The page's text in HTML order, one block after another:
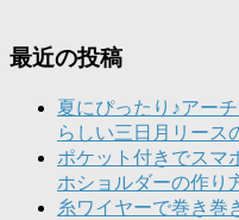
最近の投稿
夏にぴったり♪アー
らしい三日月リース
ポケット付きでスマ
ホショルダーの作り
糸ワイヤーで巻き巻